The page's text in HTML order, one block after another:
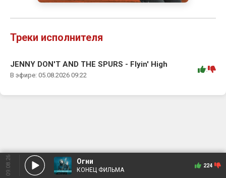
Треки исполнителя
JENNY DON'T AND THE SPURS - Flyin' High
В эфире: 05.08.2026 09:22
:
09.08.26 Огни
КОНЕЦ ФИЛЬМА
224